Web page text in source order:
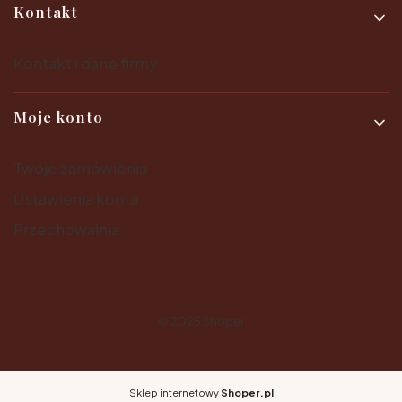
Kontakt
Moje konto
Sklep internetowy Shoper.pl